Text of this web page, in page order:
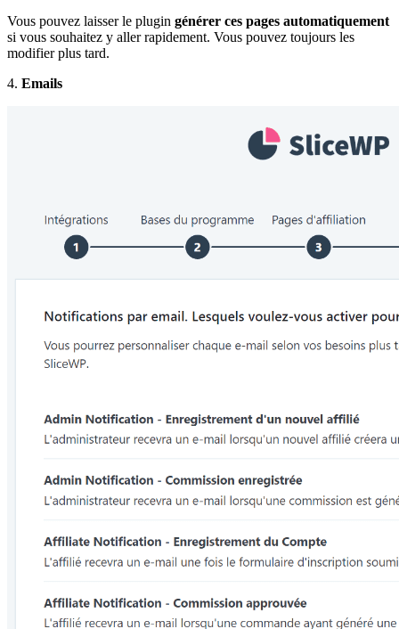
Vous pouvez laisser le plugin générer ces pages automatiquement
si vous souhaitez y aller rapidement. Vous pouvez toujours les
modifier plus tard.
4. Emails